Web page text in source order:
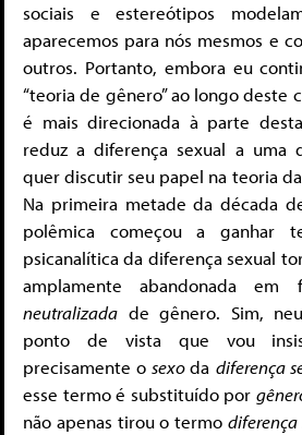
sociais e estereótipos
aparecemos para nós mesmos e
outros. Portanto, embora eu
“teoria de gênero” ao longo deste
é mais direcionada à parte
reduz a diferença sexual a uma
quer discutir seu papel na teoria
Na primeira metade da década
polêmica começou a ganhar
psicanalítica da diferença sexual
amplamente abandonada em
neutralizada de gênero. Sim,
ponto de vista que vou
precisamente osexoda diferença
esse termo é substituído por
não apenas tirou o termo